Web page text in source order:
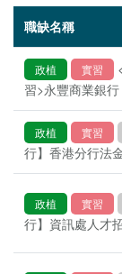
職缺名稱
政植 實習
習>永豐商業銀
政植 實習
行】香港分行法
政植 實習
行】資訊處人才